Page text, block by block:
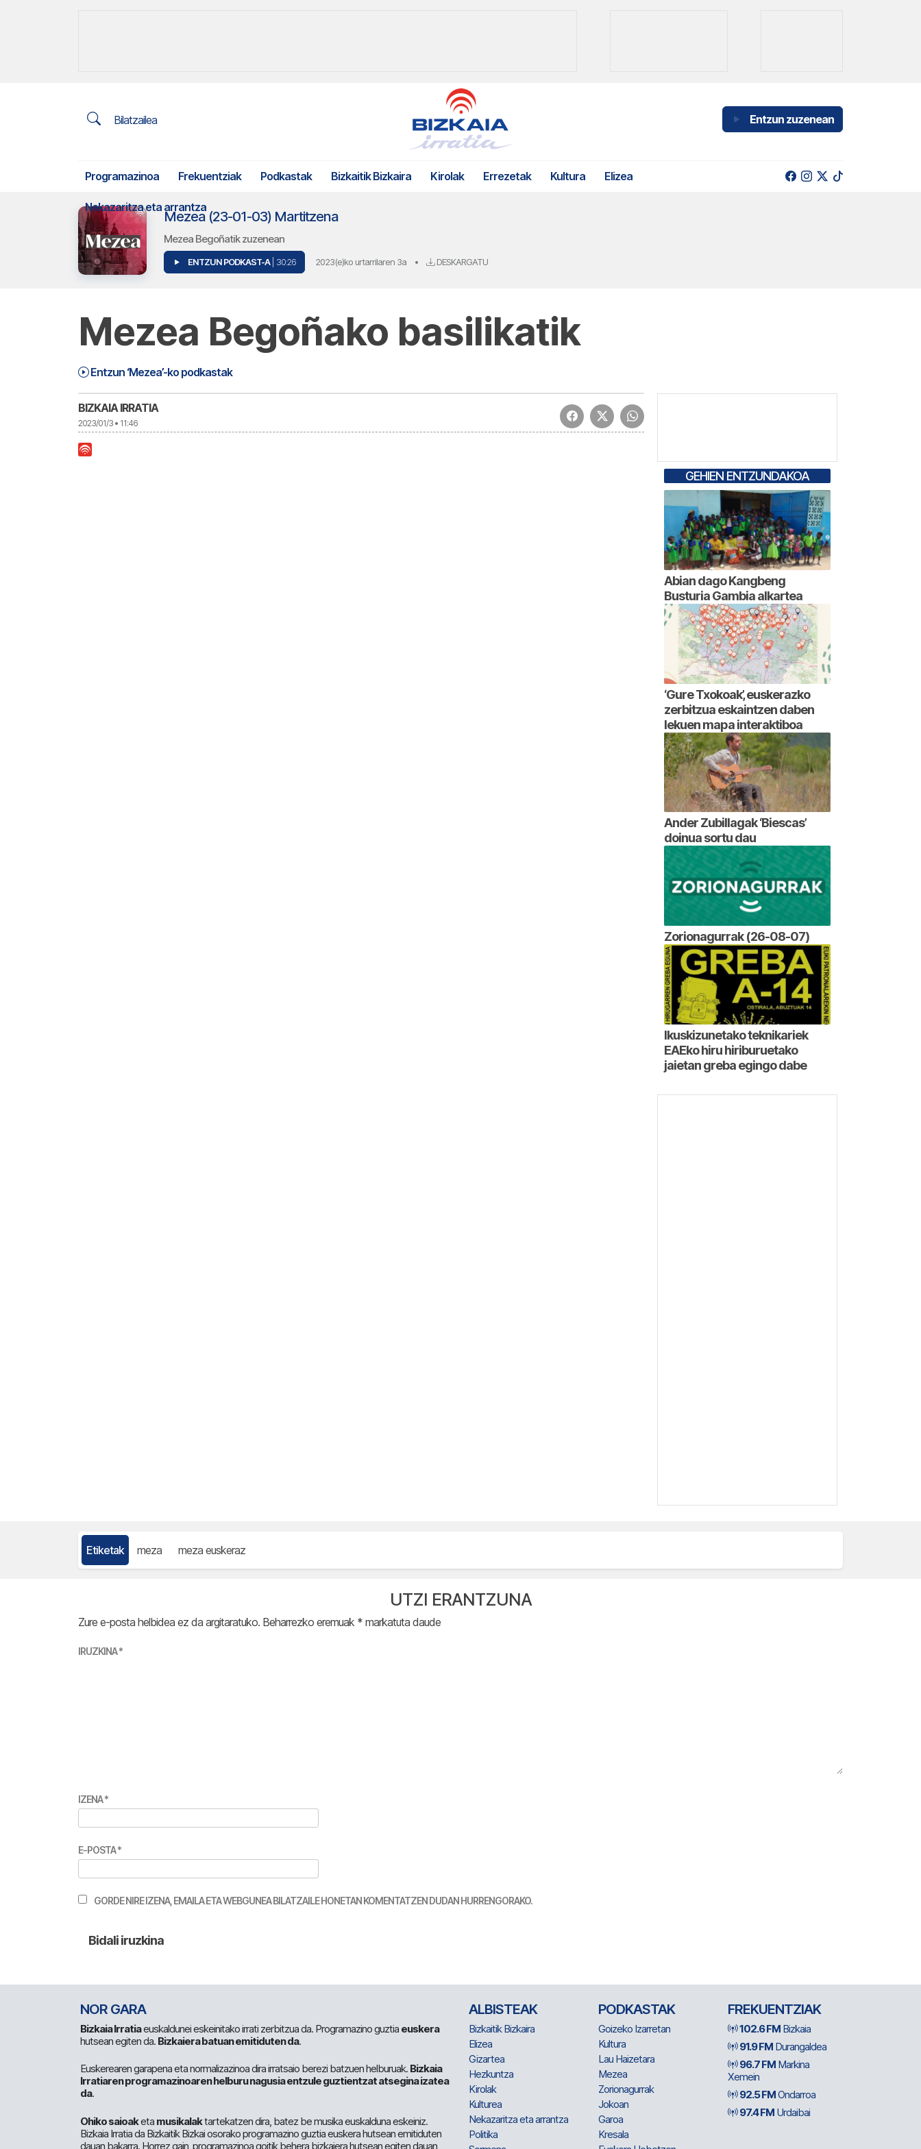
Bilatzailea Entzun zuzenean
Programazinoa Frekuentziak Podkastak Bizkaitik Bizkaira Kirolak Errezetak Kultura Elizea
Nekazaritza eta arrantza
Mezea (23-01-03) Martitzena
Mezea Begoñatik zuzenean
ENTZUN PODKAST-A | 30:26 2023(e)ko urtarrilaren 3a • DESKARGATU
Mezea Begoñako basilikatik
Entzun ‘Mezea’-ko podkastak
30:26 Mezea (23-01-03) Martitzena | Mezea
BIZKAIA IRRATIA
2023/01/3 • 11:46
GEHIEN ENTZUNDAKOA
Abian dago Kangbeng
Busturia Gambia alkartea
‘Gure Txokoak’, euskerazko
zerbitzua eskaintzen daben
lekuen mapa interaktiboa
Ander Zubillagak ‘Biescas’
doinua sortu dau
Zorionagurrak (26-08-07)
Ikuskizunetako teknikariek
EAEko hiru hiriburuetako
jaietan greba egingo dabe
Etiketak meza meza euskeraz
UTZI ERANTZUNA
Zure e-posta helbidea ez da argitaratuko. Beharrezko eremuak * markatuta daude
IRUZKINA*
IZENA*
E-POSTA*
GORDE NIRE IZENA, EMAILA ETA WEBGUNEA BILATZAILE HONETAN KOMENTATZEN DUDAN HURRENGORAKO.
NOR GARA
Bizkaia Irratiaeuskaldunei eskeinitako irrati zerbitzua da. Programazino guztia euskera
hutsean egiten da. Bizkaiera batuan emitiduten da.
Euskerearen garapena eta normalizazinoa dira irratsaio berezi batzuen helburuak. Bizkaia
Irratiaren programazinoaren helburu nagusia entzule guztientzat atsegina izatea
da.
Ohiko saioaketa musikalaktartekatzen dira, batez be musika euskalduna eskeiniz.
Bizkaia Irratia da Bizkaitik Bizkai osorako programazino guztia euskera hutsean emitiduten
dauan bakarra. Horrez gain, programazinoa goitik behera bizkaiera hutsean egiten dauan
ALBISTEAK
Bizkaitik Bizkaira
Elizea
Gizartea
Hezkuntza
Kirolak
Kulturea
Nekazaritza eta arrantza
Politika
PODKASTAK
Goizeko Izarretan
Kultura
Lau Haizetara
Mezea
Zorionagurrak
Jokoan
Garoa
Kresala
FREKUENTZIAK
102.6 FM Bizkaia
91.9 FM Durangaldea
96.7 FM Markina
Xemein
92.5 FMOndarroa
97.4 FM Urdaibai